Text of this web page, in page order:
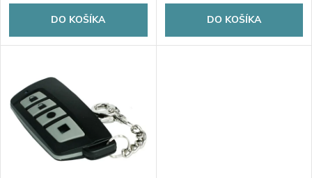
d
u
k
d
k
DO KOŠÍKA DO KOŠÍKA